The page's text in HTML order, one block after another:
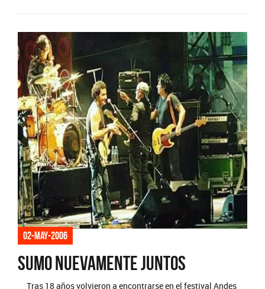
02-may-2006
Sumo nuevamente juntos
Tras 18 años volvieron a encontrarse en el festival Andes